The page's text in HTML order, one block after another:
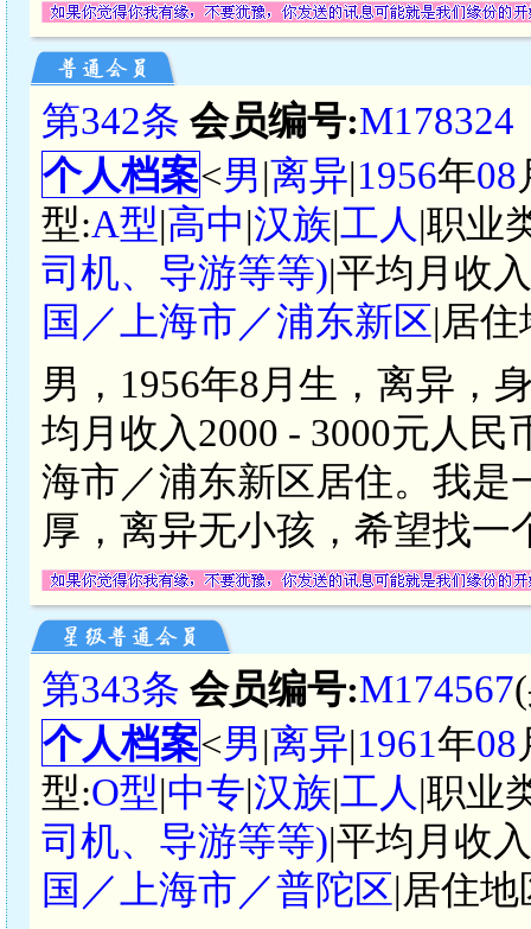
第342条 会员编号:M178324
个人档案<男|离异|1956年08
型:A型|高中|汉族|工人 |职业
司机、导游等等)|平均月收
国／上海市／浦东新区|居住
男，1956年8月生，离异，
均月收入2000 - 3000元人
海市／浦东新区居住。我是
厚，离异无小孩，希望找一
第343条 会员编号:M174567
个人档案<男|离异|1961年08
型:O型|中专|汉族|工人 |职业
司机、导游等等)|平均月收
国／上海市／普陀区|居住地